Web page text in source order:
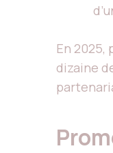
En 2025,
dizaine